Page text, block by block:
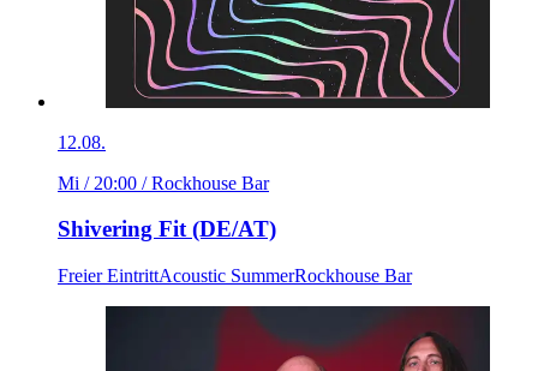
12.08.
Mi / 20:00 / Rockhouse Bar
Shivering Fit (DE/AT)
Freier EintrittAcoustic SummerRockhouse Bar